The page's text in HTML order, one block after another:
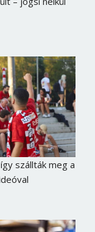
szállták meg a